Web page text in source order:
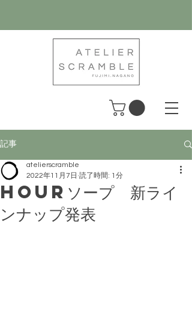
記事
HOURソープ 新ライ
ンナップ発表
atelierscramble
2022年11月7日 読了時間: 1分